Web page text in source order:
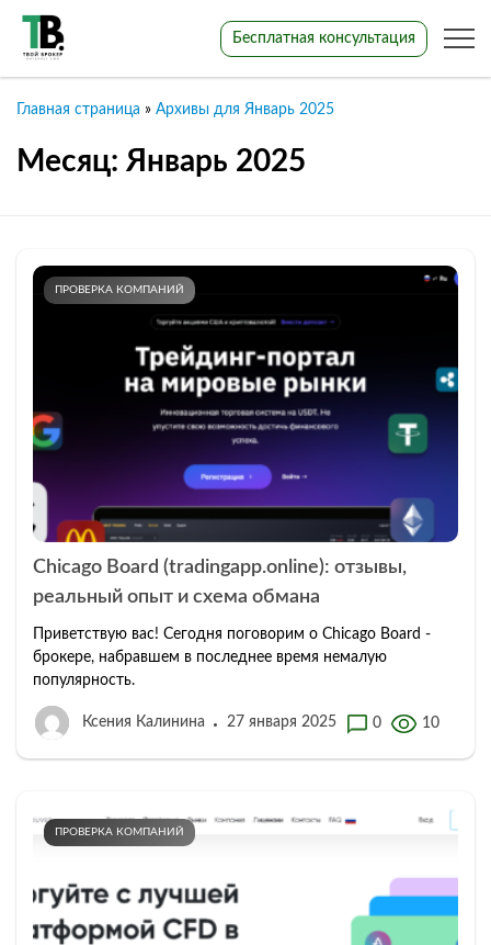
Бесплатная консультация
Главная страница » Архивы для Январь 2025
Месяц: Январь 2025
ПРОВЕРКА КОМПАНИЙ
Chicago Board (tradingapp.online): отзывы,
реальный опыт и схема обмана
Приветствую вас! Сегодня поговорим о Chicago Board -
брокере, набравшем в последнее время немалую
популярность.
Ксения Калинина 27 января 2025 0 10
ПРОВЕРКА КОМПАНИЙ